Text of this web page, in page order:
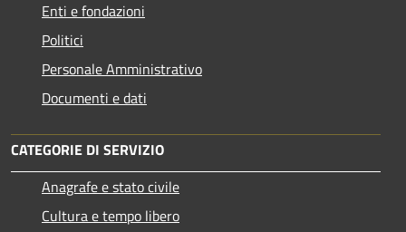
Enti e fondazioni
Politici
Personale Amministrativo
Documenti e dati
CATEGORIE DI SERVIZIO
Anagrafe e stato civile
Cultura e tempo libero